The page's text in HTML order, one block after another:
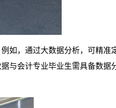
如，通过大数据分析，可精准
与会计专业毕业生需具备数据